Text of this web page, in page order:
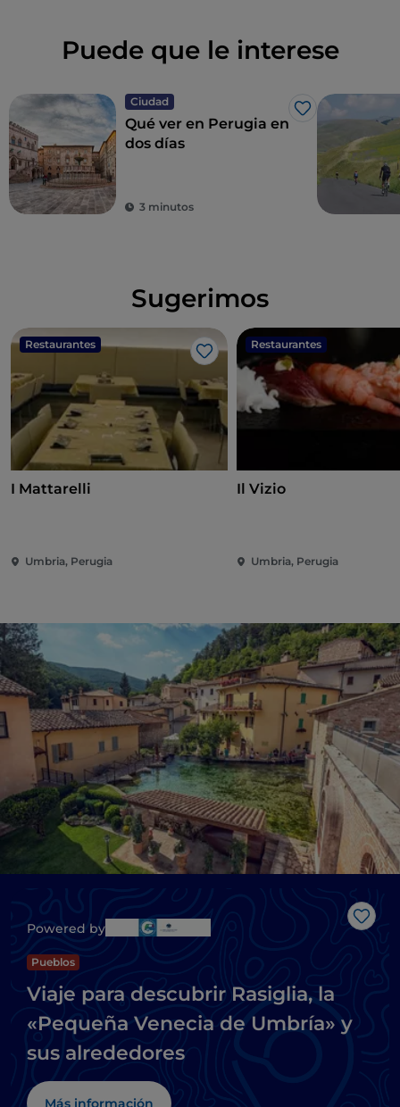
Puede que le interese
Ciudad
Me gusta
Qué ver en Perugia en
dos días
3 minutos
Sugerimos
Restaurantes
Me gusta
I Mattarelli
Umbria, Perugia
Restaurantes
Il Vizio
Umbria, Perugia
Me
Powered by
Pueblos
Viaje para descubrir Rasiglia, la
«Pequeña Venecia de Umbría» y
sus alrededores
Más información